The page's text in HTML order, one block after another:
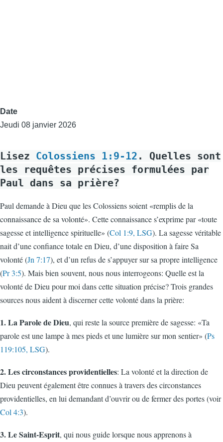
Date
Jeudi 08 janvier 2026
Lisez Colossiens 1:9-12 . Quelles sont
les requêtes précises formulées par
Paul dans sa prière?
Paul demande à Dieu que les Colossiens soient «remplis de la
connaissance de sa volonté». Cette connaissance s’exprime par «toute
sagesse et intelligence spirituelle» (Col 1:9, LSG). La sagesse véritable
nait d’une confiance totale en Dieu, d’une disposition à faire Sa
volonté (Jn 7:17), et d’un refus de s’appuyer sur sa propre intelligence
(Pr 3:5). Mais bien souvent, nous nous interrogeons: Quelle est la
volonté de Dieu pour moi dans cette situation précise? Trois grandes
sources nous aident à discerner cette volonté dans la prière:
1. La Parole de Dieu, qui reste la source première de sagesse: «Ta
parole est une lampe à mes pieds et une lumière sur mon sentier» (Ps
119:105, LSG).
2. Les circonstances providentielles: La volonté et la direction de
Dieu peuvent également être connues à travers des circonstances
providentielles, en lui demandant d’ouvrir ou de fermer des portes (voir
Col 4:3).
3. Le Saint-Esprit, qui nous guide lorsque nous apprenons à